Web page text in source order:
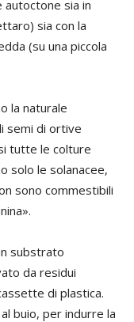
sia in
sia con la
(su una piccola
la naturale
semi di ortive
tutte le colture
solo le solanacee,
sono commestibili
substrato
da residui
di plastica.
buio, per indurre la